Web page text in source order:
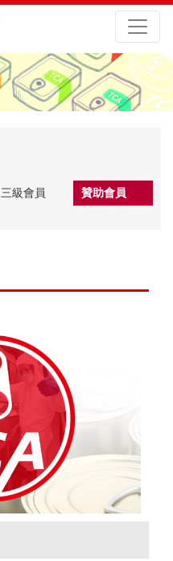
三級會員 贊助會員